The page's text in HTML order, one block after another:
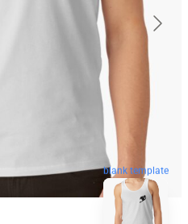
blank template